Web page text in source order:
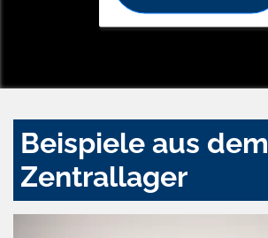
Beispiele aus dem
Zentrallager